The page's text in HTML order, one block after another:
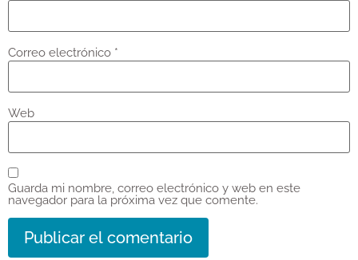
Correo electrónico *
Web
Guarda mi nombre, correo electrónico y web en este
navegador para la próxima vez que comente.